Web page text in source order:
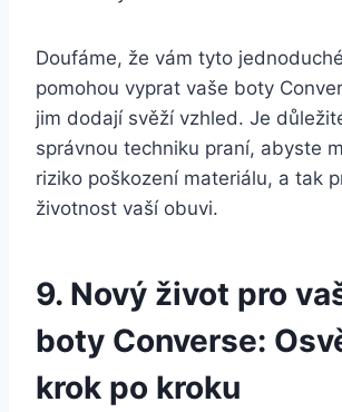
Doufáme, že⁢ vám tyto
pomohou vyprat vaše​ boty
jim dodají svěží vzhled. ‍Je
správnou‌ techniku praní, abyste
⁢riziko poškození ⁢materiálu, a tak‌
životnost ⁤vaší obuvi.
9. ‍Nový život pro
boty Converse:
krok po kroku